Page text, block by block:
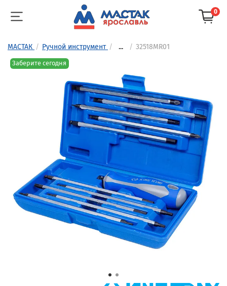
0
МАСТАК Ручной инструмент ... 32518MR01
Заберите сегодня